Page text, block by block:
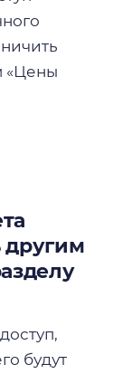
«Цены
другим
будут